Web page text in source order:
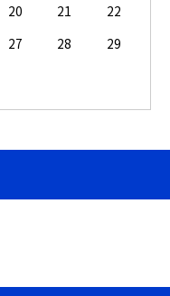
20 21
22
27 28
29